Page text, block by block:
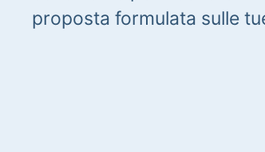
proposta formulata sulle